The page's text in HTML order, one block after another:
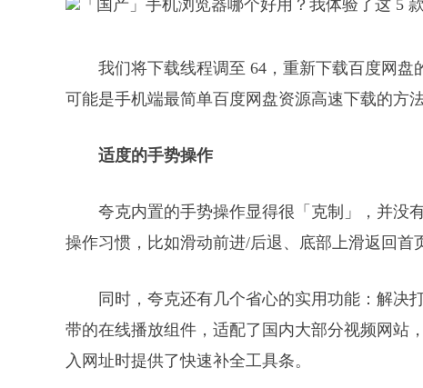
我们将下载线程调至 64，重新下载百度网
可能是手机端最简单百度网盘资源高速下载的方法
适度的手势操作
夸克内置的手势操作显得很「克制」，并没
操作习惯，比如滑动前进/后退、底部上滑返回首
同时，夸克还有几个省心的实用功能：解决
带的在线播放组件，适配了国内大部分视频网站
入网址时提供了快速补全工具条。